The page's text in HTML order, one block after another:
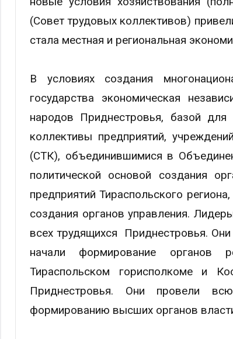
(Совет трудовых коллективов)
стала местная и региональная
В условиях создания
государства экономическая
народов Приднестровья, базой
коллективы предприятий,
(СТК), объединившимися в
политической основой создания
предприятий Тираспольского
создания органов управления.
всех трудящихся Приднестровья.
начали формирование органов
Тираспольском горисполкоме и
Приднестровья. Они провели
формированию высших органов